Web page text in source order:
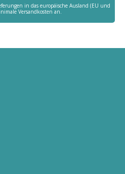
in das europäische Ausland (EU und
Versandkosten an.